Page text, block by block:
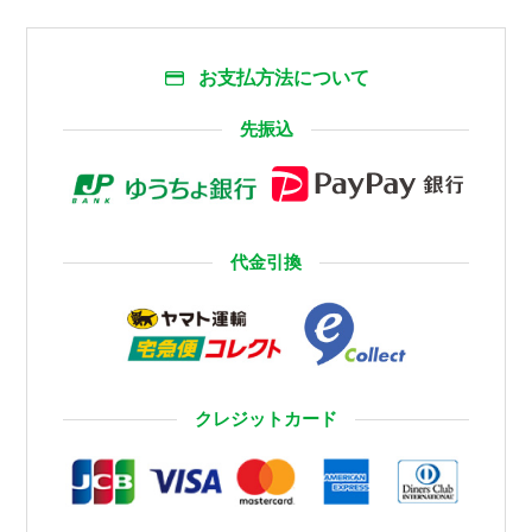
お支払方法について
先振込
代金引換
クレジットカード